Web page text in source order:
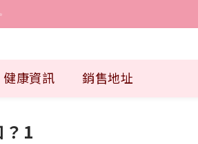
健康資訊 銷售地址
1